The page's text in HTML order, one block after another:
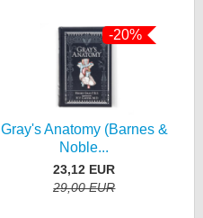
-20%
Gray's Anatomy (Barnes &
Noble...
23,12 EUR
29,00 EUR